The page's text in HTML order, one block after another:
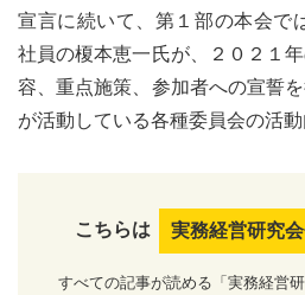
宣言に続いて、第１部の本会で
社員の榎本恵一氏が、２０２１
容、重点施策、参加者への宣誓
が活動している各種委員会の活動
こちらは 実務経営研究
すべての記事が読める「実務経営